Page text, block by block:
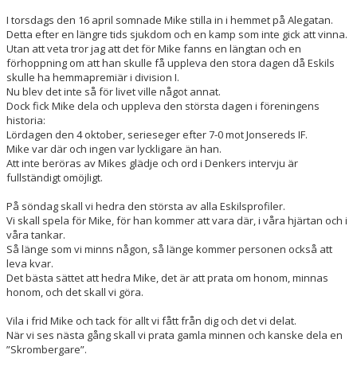
I torsdags den 16 april somnade Mike stilla in i hemmet på Alegatan.
Detta efter en längre tids sjukdom och en kamp som inte gick att vinna.
Utan att veta tror jag att det för Mike fanns en längtan och en
förhoppning om att han skulle få uppleva den stora dagen då Eskils
skulle ha hemmapremiär i division I.
Nu blev det inte så för livet ville något annat.
Dock fick Mike dela och uppleva den största dagen i föreningens
historia:
Lördagen den 4 oktober, serieseger efter 7-0 mot Jonsereds IF.
Mike var där och ingen var lyckligare än han.
Att inte beröras av Mikes glädje och ord i Denkers intervju är
fullständigt omöjligt.
På söndag skall vi hedra den största av alla Eskilsprofiler.
Vi skall spela för Mike, för han kommer att vara där, i våra hjärtan och i
våra tankar.
Så länge som vi minns någon, så länge kommer personen också att
leva kvar.
Det bästa sättet att hedra Mike, det är att prata om honom, minnas
honom, och det skall vi göra.
Vila i frid Mike och tack för allt vi fått från dig och det vi delat.
När vi ses nästa gång skall vi prata gamla minnen och kanske dela en
”Skrombergare”.